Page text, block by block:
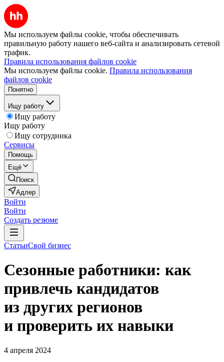
Мы используем файлы cookie, чтобы обеспечивать
правильную работу нашего веб-сайта и анализировать сетевой
трафик.
Правила использования файлов cookie
Мы используем файлы cookie. Правила использования
файлов cookie
Понятно
Ищу работу
Ищу работу
Ищу работу
Ищу сотрудника
Сервисы
Помощь
Ещё
Поиск
Адлер
Войти
Войти
Создать резюме
СтатьиСвой бизнес
Сезонные работники: как
привлечь кандидатов
из других регионов
и проверить их навыки
4 апреля 2024